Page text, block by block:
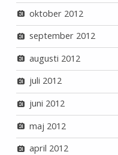
oktober 2012
september 2012
augusti 2012
juli 2012
juni 2012
maj 2012
april 2012